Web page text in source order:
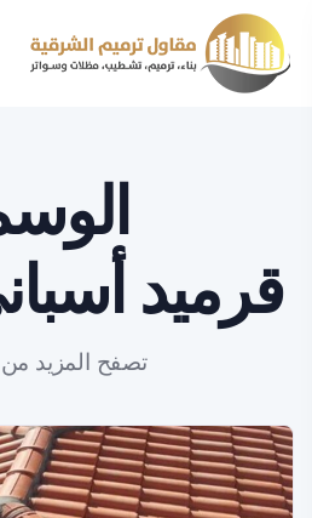
قرميد
تصفح المزيد من